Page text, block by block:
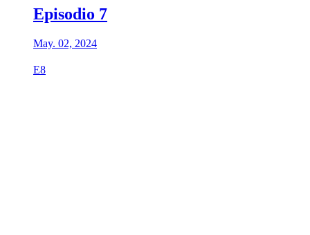
Episodio 7
May. 02, 2024
E8